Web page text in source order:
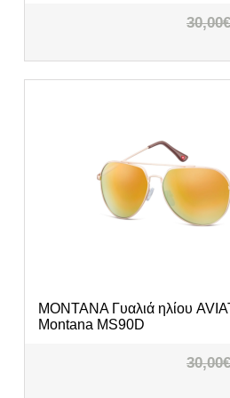
30,00€
MONTANA Γυαλιά ηλίου
Montana MS90D
30,00€